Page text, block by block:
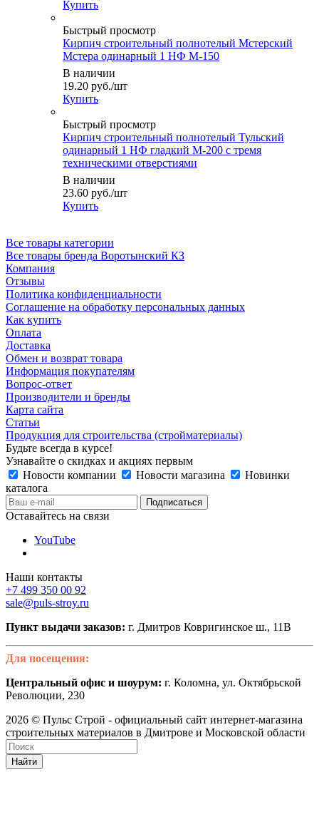
Купить
Быстрый просмотр
Кирпич строительный полнотелый Мстерский
Мстера одинарный 1 НФ М-150
В наличии
19.20 руб./шт
Купить
Быстрый просмотр
Кирпич строительный полнотелый Тульский
одинарный 1 НФ гладкий М-200 с тремя
техническими отверстиями
В наличии
23.60 руб./шт
Купить
Все товары категории
Все товары бренда Воротынский КЗ
Компания
Отзывы
Политика конфиденциальности
Соглашение на обработку персональных данных
Как купить
Оплата
Доставка
Обмен и возврат товара
Информация покупателям
Вопрос-ответ
Производители и бренды
Карта сайта
Статьи
Продукция для строительства (стройматериалы)
Будьте всегда в курсе!
Узнавайте о скидках и акциях первым
Новости компании
Новости магазина
Новинки
каталога
Оставайтесь на связи
YouTube
Наши контакты
+7 499 350 00 92
sale@puls-stroy.ru
Пункт выдачи заказов: г. Дмитров Ковригинское ш., 11В
Для посещения:
Центральный офис и шоурум: г. Коломна, ул. Октябрьской
Революции, 230
2026 © Пульс Строй - официальный сайт интернет-магазина
строительных материалов в Дмитрове и Московской области
Найти